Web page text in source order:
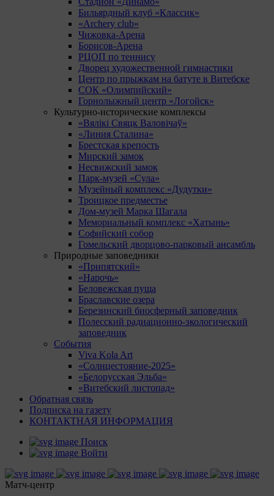
Бильярдный клуб «Классик»
«Archery club»
Чижовка-Арена
Борисов-Арена
РЦОП по теннису
Дворец художественной гимнастики
Центр по прыжкам на батуте в Витебске
СОК «Олимпийский»
Горнолыжный центр «Логойск»
Культурно-исторические комплексы
«Вялікі Свяцк Валовічаў»
«Линия Сталина»
Брестская крепость
Мирский замок
Несвижский замок
Парк-музей «Сула»
Музейный комплекс «Дудутки»
Троицкое предместье
Дом-музей Марка Шагала
Мемориальный комплекс «Хатынь»
Софийский собор
Гомельский дворцово-парковый ансамбль
Природные заповедники
«Припятский»
«Нарочь»
Беловежская пуща
Браславские озера
Березинский биосферный заповедник
Полесский радиационно-экологический
заповедник
События
Viva Kola Art
«Солнцестояние-2025»
«Белорусская Эльба»
«Витебский листопад»
Обратная связь
Подписка на газету
КОНТАКТНАЯ ИНФОРМАЦИЯ
Поиск
Войти
Матч-центр